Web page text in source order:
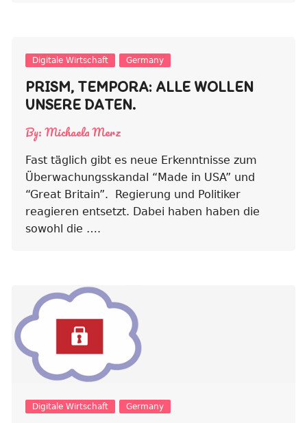
Digitale Wirtschaft Germany
PRISM, TEMPORA: ALLE WOLLEN
UNSERE DATEN.
By: Michaela Merz
Fast täglich gibt es neue Erkenntnisse zum
Überwachungsskandal “Made in USA” und
“Great Britain”. Regierung und Politiker
reagieren entsetzt. Dabei haben haben die
sowohl die ….
Digitale Wirtschaft Germany